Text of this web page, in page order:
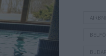
AIRBNB